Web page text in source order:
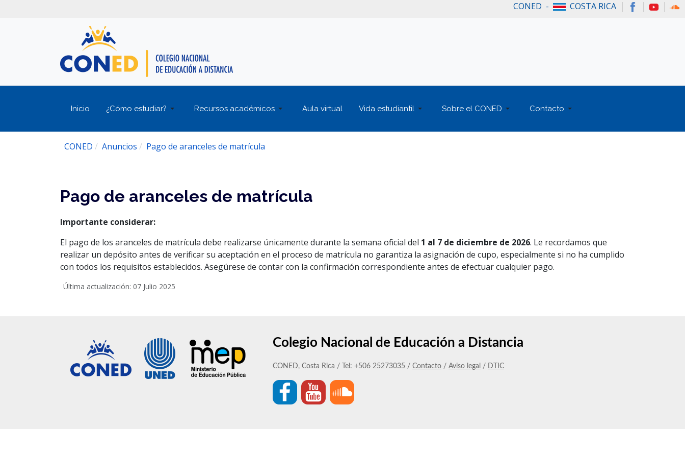
CONED - COSTA RICA
Inicio ¿Cómo estudiar? Recursos académicos Aula virtual Vida estudiantil Sobre el CONED Contacto
CONED Anuncios Pago de aranceles de matrícula
Pago de aranceles de matrícula
Importante considerar:
El pago de los aranceles de matrícula debe realizarse únicamente durante la semana oficial del 1 al 7 de diciembre de 2026. Le recordamos que
realizar un depósito antes de verificar su aceptación en el proceso de matrícula no garantiza la asignación de cupo, especialmente si no ha cumplido
con todos los requisitos establecidos. Asegúrese de contar con la confirmación correspondiente antes de efectuar cualquier pago.
Última actualización: 07 Julio 2025
Colegio Nacional de Educación a Distancia
CONED, Costa Rica / Tel: +506 25273035 / Contacto / Aviso legal / DTIC